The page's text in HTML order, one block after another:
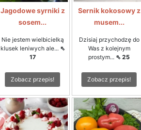
Jagodowe syrniki z
sosem...
Nie jestem wielbicielką
klusek leniwych ale... ⇖
17
Zobacz przepis!
Sernik kokosowy z
musem...
Dzisiaj przychodzę do
Was z kolejnym
prostym... ⇖ 25
Zobacz przepis!